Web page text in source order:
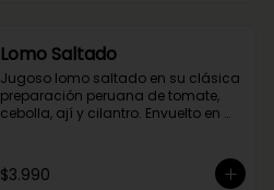
Lomo Saltado
Jugoso lomo saltado en su clásica
preparación peruana de tomate,
cebolla, ají y cilantro. Envuelto en
$3.990